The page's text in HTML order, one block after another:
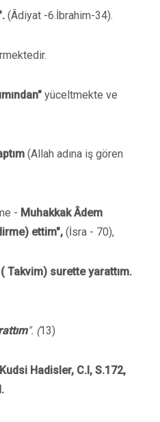
(Âdiyat -6.İbrahim-34).
yüceltmekte ve
(Allah adına iş gören
- Muhakkak Âdem
ettim", (İsra - 70),
Takvim) surette yarattım.
". (13)
Hadisler, C.l, S.172,